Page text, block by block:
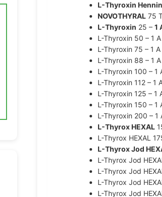
L-Thyroxin
NOVOTHYRAL75
L-Thyroxin 25 – 1
L-Thyroxin 50 – 1
L-Thyroxin 75 – 1
L-Thyroxin 88 – 1
L-Thyroxin 100 – 1
L-Thyroxin 112 – 1
L-Thyroxin 125 – 1
L-Thyroxin 150 – 1
L-Thyroxin 200 – 1
L-Thyrox HEXAL
L-Thyrox HEXAL
L-Thyrox Jod
L-Thyrox Jod
L-Thyrox Jod
L-Thyrox Jod
L-Thyrox Jod